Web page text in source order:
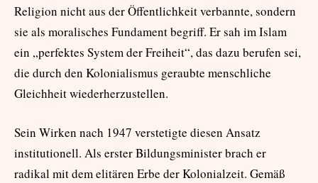
Religion nicht aus der Öffentlichkeit verbannte, sondern
sie als moralisches Fundament begriff. Er sah im Islam
ein „perfektes System der Freiheit“, das dazu berufen sei,
die durch den Kolonialismus geraubte menschliche
Gleichheit wiederherzustellen.
Sein Wirken nach 1947 verstetigte diesen Ansatz
institutionell. Als erster Bildungsminister brach er
radikal mit dem elitären Erbe der Kolonialzeit. Gemäß